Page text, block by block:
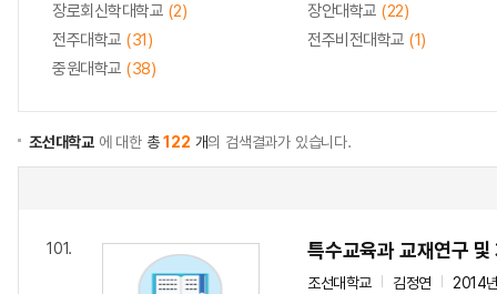
장로회신학대학교 (2) 장안대학교 (22)
전주대학교 (31) 전주비전대학교 (1)
중원대학교 (38)
조선대학교 에 대한 총122 개의 검색결과가 있습니다.
101. 특수교육과 교재연구 및
조선대학교 김정연
2014